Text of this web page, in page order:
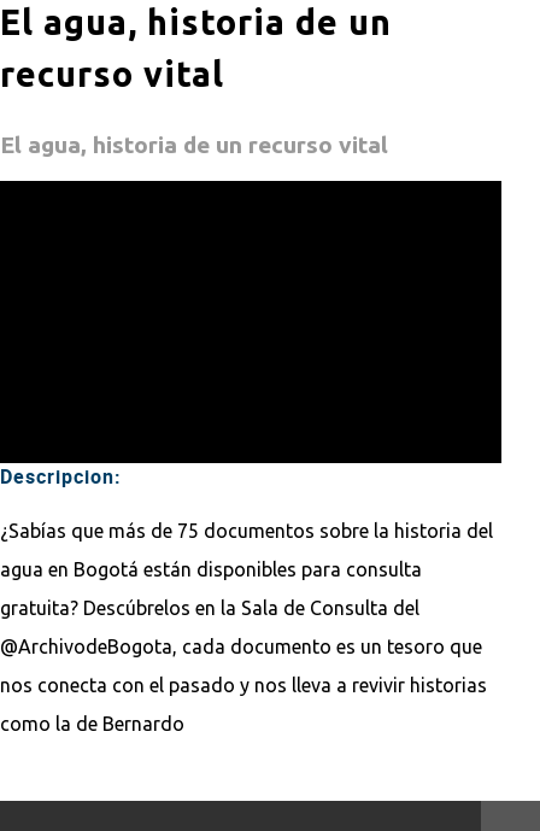
El agua, historia de un
recurso vital
El agua, historia de un recurso vital
Descripcion:
¿Sabías que más de 75 documentos sobre la historia del
agua en Bogotá están disponibles para consulta
gratuita? Descúbrelos en la Sala de Consulta del
@ArchivodeBogota, cada documento es un tesoro que
nos conecta con el pasado y nos lleva a revivir historias
como la de Bernardo